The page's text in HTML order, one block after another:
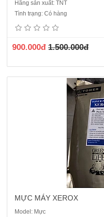
Hãng sản xuất: TNT
Tình trạng: Có hàng
900.000đ 1.500.000đ
Mực dùng cho các loại máy
MỰC MÁY XEROX
Model: Mực